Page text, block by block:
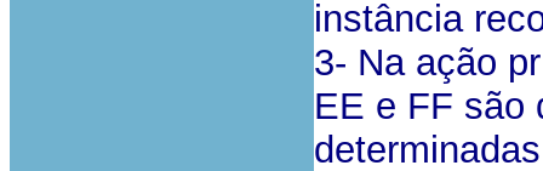
instância
3- Na ação
EE e FF são